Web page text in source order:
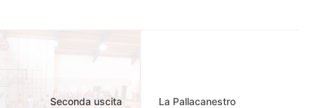
Seconda uscita
La Pallacanestro